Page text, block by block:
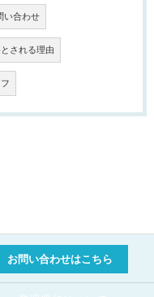
い合わせ
される理由
お問い合わせはこちら